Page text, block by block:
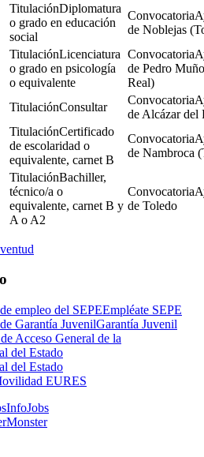
Diplomatura
o grado en educación
social
de Noblejas
Licenciatura
o grado en psicología
o equivalente
de Pedro
Real)
Consultar
de Alcázar del
Certificado
de escolaridad o
equivalente, carnet B
de Nambroca
Bachiller,
técnico/a o
equivalente, carnet B y
A o A2
de Toledo
Empléate SEPE
Garantía Juvenil
del Estado
EURES
InfoJobs
Monster